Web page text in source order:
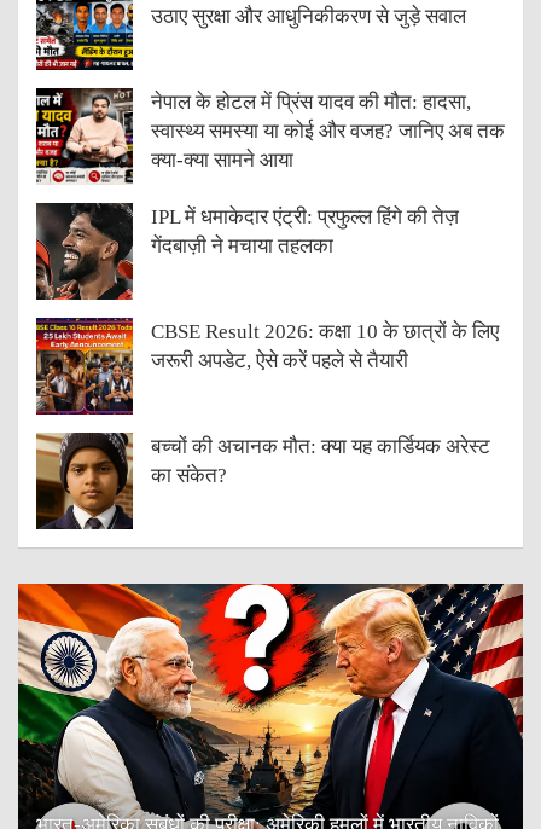
उठाए सुरक्षा और आधुनिकीकरण से जुड़े सवाल
नेपाल के होटल में प्रिंस यादव की मौत: हादसा,
स्वास्थ्य समस्या या कोई और वजह? जानिए अब तक
क्या-क्या सामने आया
IPL में धमाकेदार एंट्री: प्रफुल्ल हिंगे की तेज़
गेंदबाज़ी ने मचाया तहलका
CBSE Result 2026: कक्षा 10 के छात्रों के लिए
जरूरी अपडेट, ऐसे करें पहले से तैयारी
बच्चों की अचानक मौत: क्या यह कार्डियक अरेस्ट
का संकेत?